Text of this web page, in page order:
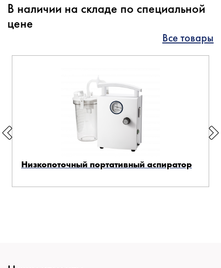
В наличии на складе по специальной
цене
Все товары
Низкопоточный портативный аспиратор